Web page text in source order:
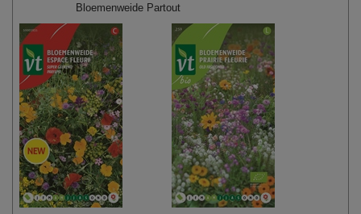
Bloemenweide Partout